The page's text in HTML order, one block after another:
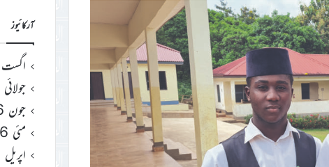
آرکائیوز
اگست 2026
جولائی 2026
جون 2026
مئی 2026
اپریل 2026